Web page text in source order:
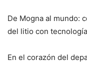
De Mogna al mundo:
del litio con
En el corazón del